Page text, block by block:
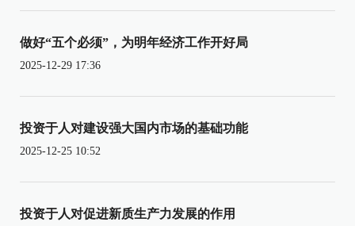
做好“五个必须”，为明年经济工作开好局
2025-12-29 17:36
投资于人对建设强大国内市场的基础功能
2025-12-25 10:52
投资于人对促进新质生产力发展的作用